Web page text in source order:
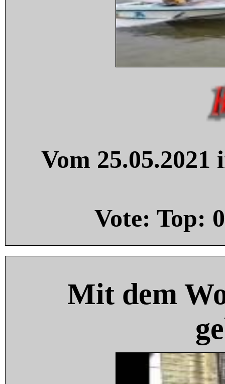
Vom
Vote: Top: 0
Mit dem